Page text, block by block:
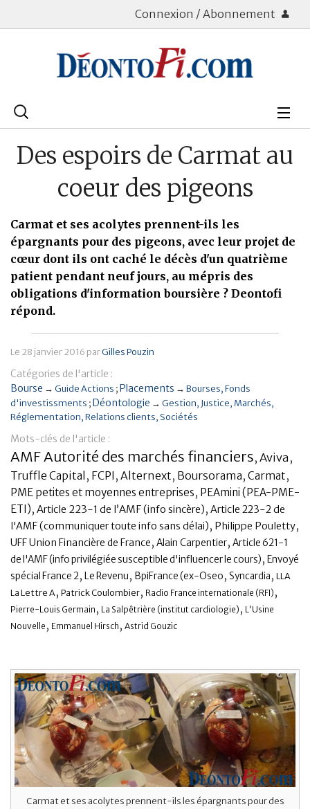
Connexion / Abonnement
Rechercher
Assurance Vie
Immobilier
Des espoirs de Carmat au
coeur des pigeons
Carmat et ses acolytes prennent-ils les
épargnants pour des pigeons, avec leur projet de
cœur dont ils ont caché le décès d'un quatrième
patient pendant neuf jours, au mépris des
obligations d'information boursière ? Deontofi
répond.
Le 28 janvier 2016 parGilles Pouzin
Catégories de l'article :
Bourse → Guide Actions Placements → Bourses Fonds
d'investissments
Déontologie → Gestion Justice Marchés
Réglementation Relations clients Sociétés
Mots-clés de l'article :
AMF Autorité des marchés financiers, Aviva ,
Truffle Capital , FCPI , Alternext, Boursorama, Carmat,
PME petites et moyennes entreprises, PEAmini (PEA-PME-
ETI), Article 223-1 de l’AMF (info sincère), Article 223-2 de
l'AMF (communiquer toute info sans délai), Philippe Pouletty,
UFF Union Financière de France, Alain Carpentier, Article 621-1
de l'AMF (info privilégiée susceptible d'influencer le cours), Envoyé
spécial France 2, Le Revenu, BpiFrance (ex-Oseo, Syncardia, LLA
La Lettre A, Patrick Coulombier, Radio France internationale (RFI) ,
Pierre-Louis Germain , La Salpêtrière (institut cardiologie) , L'Usine
Nouvelle , Emmanuel Hirsch , Astrid Gouzic
Carmat et ses acolytes prennent-ils les épargnants pour des